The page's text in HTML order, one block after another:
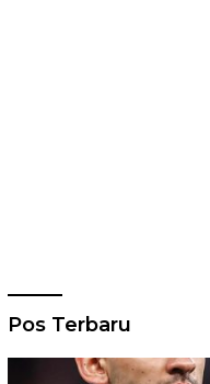
Pos Terbaru